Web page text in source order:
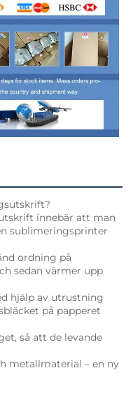
innebär att man
sublimeringsprinter
ordning på
sedan värmer upp
hjälp av utrustning
på papperet
så att de levande
metallmaterial – en ny